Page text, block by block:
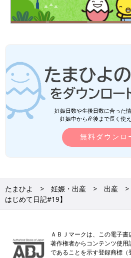
妊娠日数や生後日数に合った
妊娠中から産後まで長く使
無料ダウンロ
たまひよ 妊娠・出産 出産
はじめて日記#19】
ＡＢＪマークは、この電子書
著作権者からコンテンツ使
であることを示す登録商標（